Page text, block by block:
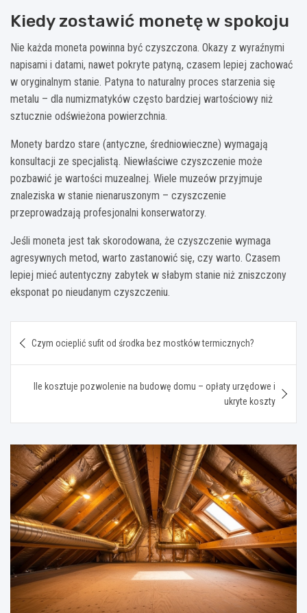
Kiedy zostawić monetę w spokoju
Nie każda moneta powinna być czyszczona. Okazy z wyraźnymi
napisami i datami, nawet pokryte patyną, czasem lepiej zachować
w oryginalnym stanie. Patyna to naturalny proces starzenia się
metalu – dla numizmatyków często bardziej wartościowy niż
sztucznie odświeżona powierzchnia.
Monety bardzo stare (antyczne, średniowieczne) wymagają
konsultacji ze specjalistą. Niewłaściwe czyszczenie może
pozbawić je wartości muzealnej. Wiele muzeów przyjmuje
znaleziska w stanie nienaruszonym – czyszczenie
przeprowadzają profesjonalni konserwatorzy.
Jeśli moneta jest tak skorodowana, że czyszczenie wymaga
agresywnych metod, warto zastanowić się, czy warto. Czasem
lepiej mieć autentyczny zabytek w słabym stanie niż zniszczony
eksponat po nieudanym czyszczeniu.
wpisu
Czym ocieplić sufit od środka bez mostków termicznych?
Ile kosztuje pozwolenie na budowę domu – opłaty urzędowe i
ukryte koszty